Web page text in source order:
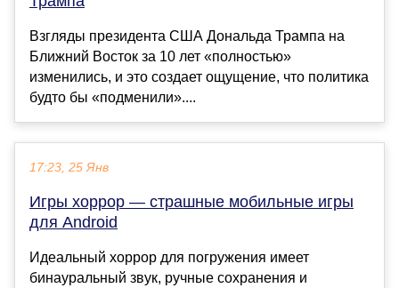
Взгляды президента США Дональда Трампа на
Ближний Восток за 10 лет «полностью»
изменились, и это создает ощущение, что политика
будто бы «подменили»....
17:23, 25 Янв
Игры хоррор — страшные мобильные игры
для Android
Идеальный хоррор для погружения имеет
бинауральный звук, ручные сохранения и